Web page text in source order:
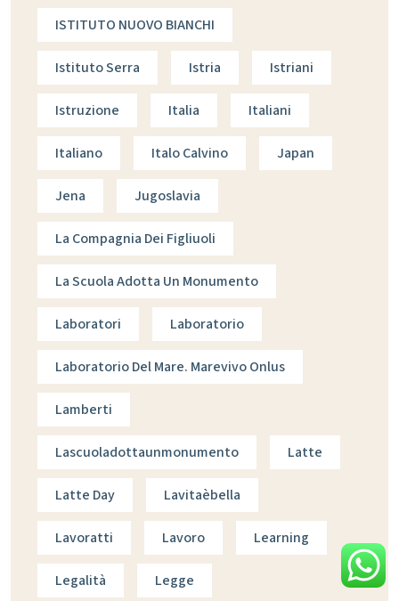
ISTITUTO NUOVO BIANCHI
Istituto Serra Istria Istriani
Istruzione Italia Italiani
Italiano Italo Calvino Japan
Jena Jugoslavia
La Compagnia Dei Figliuoli
La Scuola Adotta Un Monumento
Laboratori Laboratorio
Laboratorio Del Mare. Marevivo Onlus
Lamberti
Lascuoladottaunmonumento Latte
Latte Day Lavitaèbella
Lavoratti Lavoro Learning
Legalità Legge